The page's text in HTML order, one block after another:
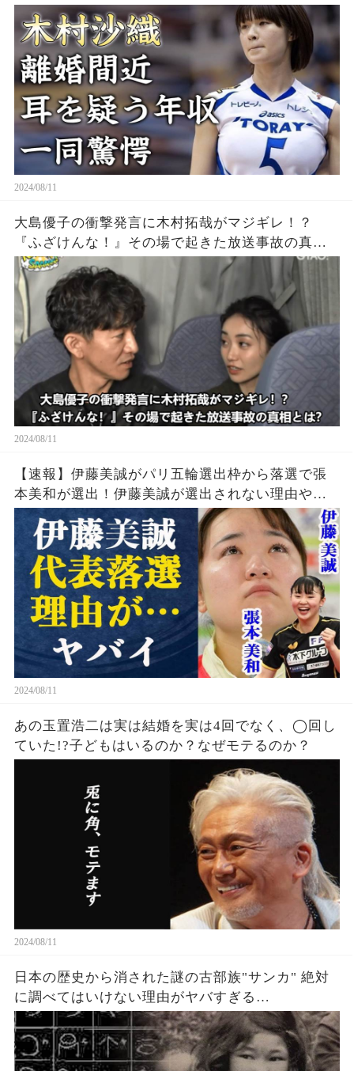
セス」の耳を疑う年収...豊かすぎるバストに驚きを
隠せない...
2024/08/11
大島優子の衝撃発言に木村拓哉がマジギレ！？
『ふざけんな！』その場で起きた放送事故の真相
とは？
2024/08/11
【速報】伊藤美誠がパリ五輪選出枠から落選で張
本美和が選出！伊藤美誠が選出されない理由や勝
てなくなった理由・引退の噂の真相とは一体…張
本美和の知られざる実力に中国警戒体制か
2024/08/11
あの玉置浩二は実は結婚を実は4回でなく、◯回し
ていた!?子どもはいるのか？なぜモテるのか？
2024/08/11
日本の歴史から消された謎の古部族"サンカ" 絶対
に調べてはいけない理由がヤバすぎる…